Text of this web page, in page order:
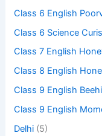
Class 6 English
Class 6 Science
Class 7 English
Class 8 English
Class 9 English
Class 9 English
Delhi (5)